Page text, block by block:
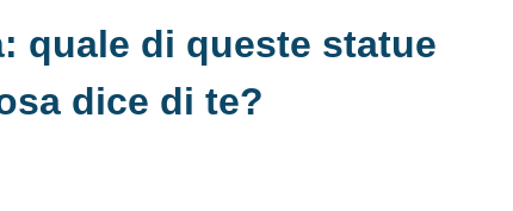
quale di queste statue
dice di te?